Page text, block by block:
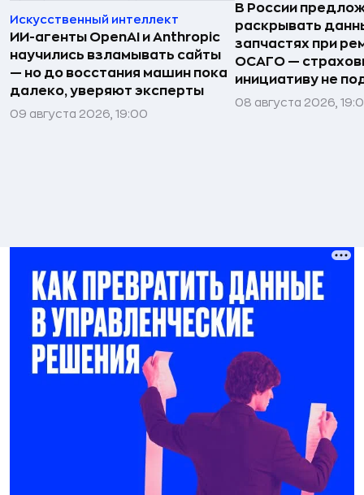
Искусственный интеллект
ИИ-агенты OpenAI и Anthropic
научились взламывать сайты
— но до восстания машин пока
далеко, уверяют эксперты
09 августа 2026, 19:00
В России
раскрывать
запчастях при
ОСАГО —
инициативу не
08 августа 2026,